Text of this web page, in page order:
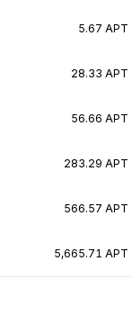
5.67 APT
28.33 APT
56.66 APT
283.29 APT
566.57 APT
5,665.71 APT